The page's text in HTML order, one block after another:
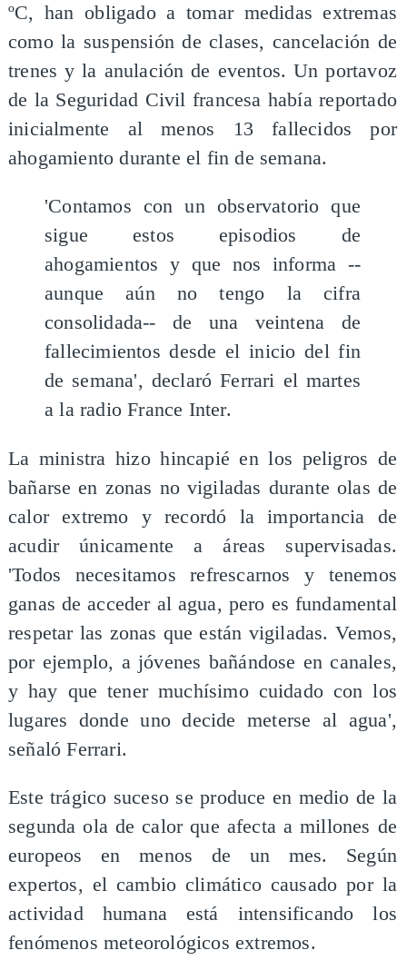
ºC, han obligado a tomar medidas extremas
como la suspensión de clases, cancelación de
trenes y la anulación de eventos. Un portavoz
de la Seguridad Civil francesa había reportado
inicialmente al menos 13 fallecidos por
ahogamiento durante el fin de semana.
'Contamos con un observatorio que
sigue estos episodios de
ahogamientos y que nos informa --
aunque aún no tengo la cifra
consolidada-- de una veintena de
fallecimientos desde el inicio del fin
de semana', declaró Ferrari el martes
a la radio France Inter.
La ministra hizo hincapié en los peligros de
bañarse en zonas no vigiladas durante olas de
calor extremo y recordó la importancia de
acudir únicamente a áreas supervisadas.
'Todos necesitamos refrescarnos y tenemos
ganas de acceder al agua, pero es fundamental
respetar las zonas que están vigiladas. Vemos,
por ejemplo, a jóvenes bañándose en canales,
y hay que tener muchísimo cuidado con los
lugares donde uno decide meterse al agua',
señaló Ferrari.
Este trágico suceso se produce en medio de la
segunda ola de calor que afecta a millones de
europeos en menos de un mes. Según
expertos, el cambio climático causado por la
actividad humana está intensificando los
fenómenos meteorológicos extremos.